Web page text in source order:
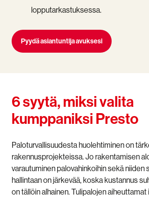
lopputarkastuksessa.
Pyydä asiantuntija avuksesi
6 syytä, miksi valita
kumppaniksi Presto
Paloturvallisuudesta huolehtiminen on
rakennusprojekteissa. Jo rakentamisen
varautuminen palovahinkoihin sekä niiden
hallintaan on järkevää, koska kustannus
on tällöin alhainen. Tulipalojen aiheuttamat